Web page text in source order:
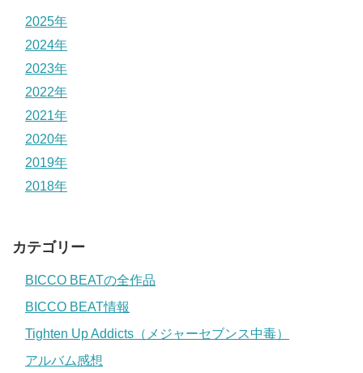
2025年
2024年
2023年
2022年
2021年
2020年
2019年
2018年
カテゴリー
BICCO BEATの全作品
BICCO BEAT情報
Tighten Up Addicts（メジャーセブンス中毒）
アルバム感想